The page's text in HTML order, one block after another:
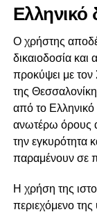
Ελληνικό
Ο χρήστης
δικαιοδοσία και
προκύψει με
της
από το
ανωτέρω όρους
την εγκυρότητα
παραμένουν σε
Η χρήση της
περιεχόμενο